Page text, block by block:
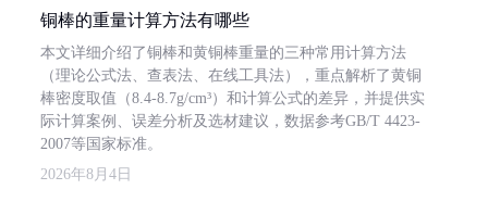
铜棒的重量计算方法有哪些
本文详细介绍了铜棒和黄铜棒重量的三种常用计算方法
（理论公式法、查表法、在线工具法），重点解析了黄铜
棒密度取值（8.4-8.7g/cm³）和计算公式的差异，并提供实
际计算案例、误差分析及选材建议，数据参考GB/T 4423-
2007等国家标准。
2026年8月4日